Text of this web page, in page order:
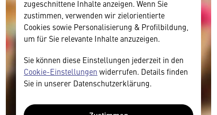
zugeschnittene Inhalte anzeigen. Wenn Sie
zustimmen, verwenden wir zielorientierte
Cookies sowie Personalisierung & Profilbildung,
um für Sie relevante Inhalte anzuzeigen.
Sie können diese Einstellungen jederzeit in den
Cookie-Einstellungen widerrufen. Details finden
Sie in unserer Datenschutzerklärung.